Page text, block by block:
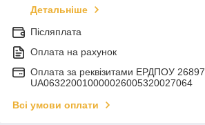
Детальніше
Післяплата
Оплата на рахунок
Оплата за реквізитами ЕРДПОУ
UA063220010000026005320027064
Всі умови оплати